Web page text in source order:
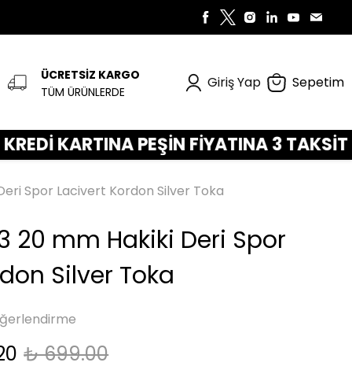
ÜCRETSİZ KARGO
TÜM ÜRÜNLERDE
Giriş Yap Sepetim
PEŞİN FİYATINA 3 TAKSİT
Spor Lacivert Kordon Silver Toka
20 mm Hakiki Deri Spor
Silver Toka
₺ 699.00